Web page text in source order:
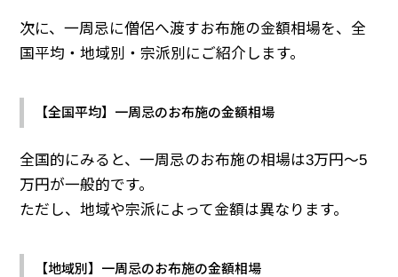
次に、一周忌に僧侶へ渡すお布施の金額相場を、全
国平均・地域別・宗派別にご紹介します。
【全国平均】一周忌のお布施の金額相場
全国的にみると、一周忌のお布施の相場は3万円～5
万円が一般的です。
ただし、地域や宗派によって金額は異なります。
【地域別】一周忌のお布施の金額相場